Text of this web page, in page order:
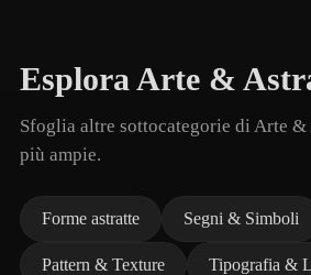
Esplora Arte &
Sfoglia altre sottocategorie di Arte
più ampie.
Forme astratte Segni & Simboli
Pattern & Texture Tipografia &